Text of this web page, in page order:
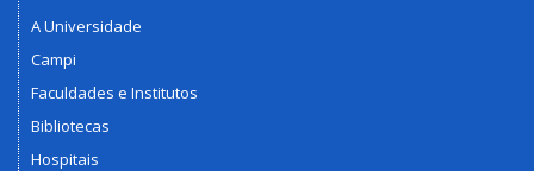
A Universidade
Campi
Faculdades e Institutos
Bibliotecas
Hospitais